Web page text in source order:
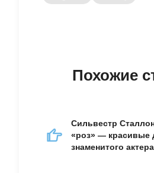
Похожие
Сильвестр
«роз» — красивые
знаменитого актера